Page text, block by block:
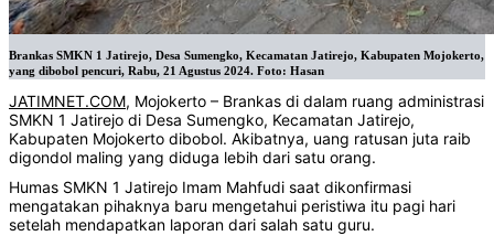
Brankas SMKN 1 Jatirejo, Desa Sumengko, Kecamatan Jatirejo, Kabupaten Mojokerto,
yang dibobol pencuri, Rabu, 21 Agustus 2024. Foto: Hasan
JATIMNET.COM, Mojokerto – Brankas di dalam ruang administrasi
SMKN 1 Jatirejo di Desa Sumengko, Kecamatan Jatirejo,
Kabupaten Mojokerto dibobol. Akibatnya, uang ratusan juta raib
digondol maling yang diduga lebih dari satu orang.
Humas SMKN 1 Jatirejo Imam Mahfudi saat dikonfirmasi
mengatakan pihaknya baru mengetahui peristiwa itu pagi hari
setelah mendapatkan laporan dari salah satu guru.